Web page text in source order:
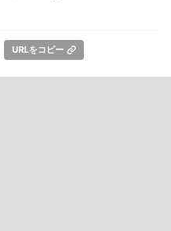
URLをコピー